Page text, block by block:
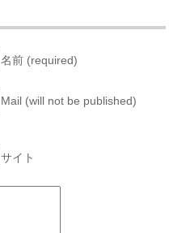
名前 (required)
Mail (will not be published)
サイト